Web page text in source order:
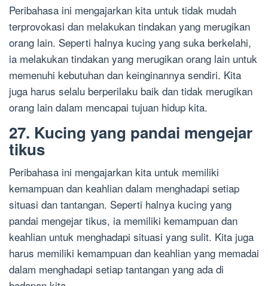
Peribahasa ini mengajarkan kita untuk tidak mudah
terprovokasi dan melakukan tindakan yang merugikan
orang lain. Seperti halnya kucing yang suka berkelahi,
ia melakukan tindakan yang merugikan orang lain untuk
memenuhi kebutuhan dan keinginannya sendiri. Kita
juga harus selalu berperilaku baik dan tidak merugikan
orang lain dalam mencapai tujuan hidup kita.
27. Kucing yang pandai mengejar
tikus
Peribahasa ini mengajarkan kita untuk memiliki
kemampuan dan keahlian dalam menghadapi setiap
situasi dan tantangan. Seperti halnya kucing yang
pandai mengejar tikus, ia memiliki kemampuan dan
keahlian untuk menghadapi situasi yang sulit. Kita juga
harus memiliki kemampuan dan keahlian yang memadai
dalam menghadapi setiap tantangan yang ada di